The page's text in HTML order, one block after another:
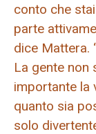
conto che
parte
dice Mattera.
La gente non
importante la
quanto sia
solo